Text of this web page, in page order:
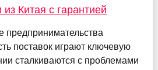
Китая с гарантией
поставок играют ключевую
сталкиваются с проблемами